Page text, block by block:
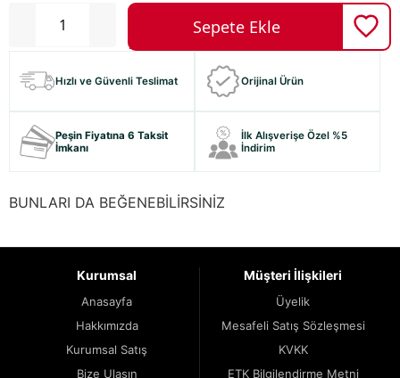
Hızlı ve Güvenli Teslimat Orijinal Ürün
Peşin Fiyatına 6 Taksit
İmkanı
İlk Alışverişe Özel %5
İndirim
BUNLARI DA BEĞENEBİLİRSİNİZ
Kurumsal
Anasayfa
Hakkımızda
Kurumsal Satış
Bize Ulaşın
Müşteri İlişkileri
Üyelik
Mesafeli Satış Sözleşmesi
KVKK
ETK Bilgilendirme Metni